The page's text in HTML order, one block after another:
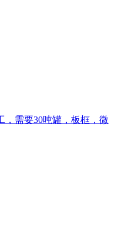
，需要30吨罐，板框，微